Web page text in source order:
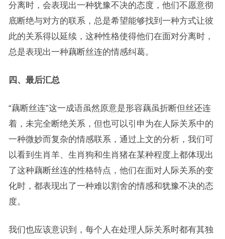
分离时，会表现出一种犹豫不决的态度，他们不愿意彻
底断绝与对方的联系，总是希望能够找到一种方式让彼
此的关系得以延续，这种性格使得他们在面对分离时，
总是表现出一种藕断丝连的情感纠葛。
四、最后汇总
“藕断丝连”这一成语虽然原意是形容藕虽折断但丝还连
着，未完全断绝关系，但也可以引申为在人际关系中的
一种微妙而复杂的情感联系，通过上文的分析，我们可
以看到生肖羊、生肖狗和生肖猪在某种程度上都体现出
了这种藕断丝连的性格特点，他们在面对人际关系的变
化时，都表现出了一种难以割舍的情感和犹豫不决的态
度。
我们也应该意识到，每个人在处理人际关系时都有其独